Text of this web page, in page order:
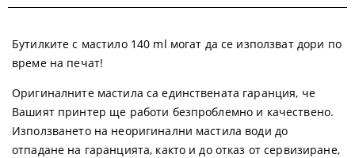
Бутилките с мастило 140 ml могат да се използват дори по
време на печат!
Оригиналните мастила са единствената гаранция, че
Вашият принтер ще работи безпроблемно и качествено.
Използването на неоригинални мастила води до
отпадане на гаранцията, както и до отказ от сервизиране,